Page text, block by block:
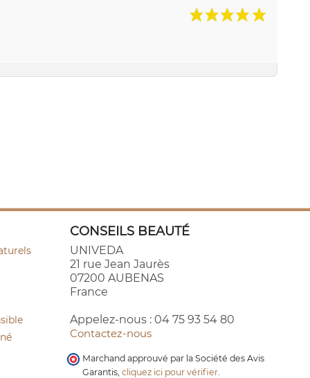
CONSEILS BEAUTÉ
UNIVEDA
21 rue Jean Jaurès
07200 AUBENAS
France
Appelez-nous : 04 75 93 54 80
Contactez-nous
Marchand approuvé par la Société des Avis
Garantis, cliquez ici pour vérifier.